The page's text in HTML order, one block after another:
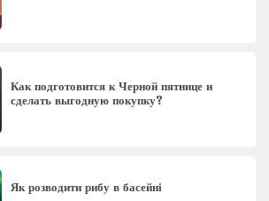
Как подготовится к Черной пятнице и
сделать выгодную покупку?
Як розводити рибу в басейні